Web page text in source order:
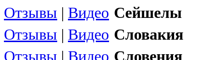
Отзывы | Видео Сейшелы
Отзывы | Видео Словакия
Отзывы | Видео Словения